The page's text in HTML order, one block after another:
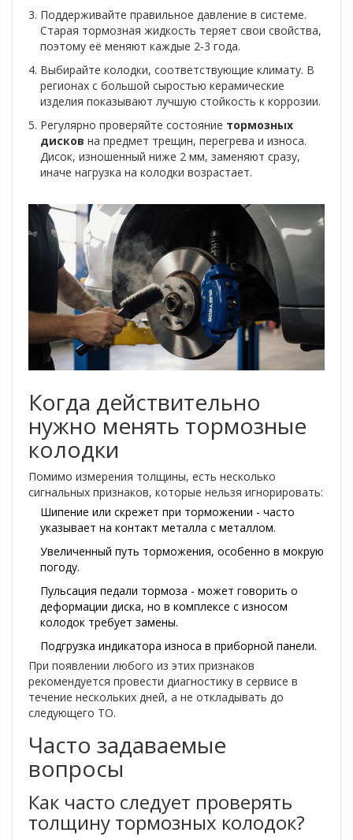
Поддерживайте правильное давление в системе.
Старая тормозная жидкость теряет свои свойства,
поэтому её меняют каждые 2‑3 года.
Выбирайте колодки, соответствующие климату. В
регионах с большой сыростью керамические
изделия показывают лучшую стойкость к коррозии.
Регулярно проверяйте состояние тормозных
дисков на предмет трещин, перегрева и износа.
Дисок, изношенный ниже 2 мм, заменяют сразу,
иначе нагрузка на колодки возрастает.
Когда действительно
нужно менять тормозные
колодки
Помимо измерения толщины, есть несколько
сигнальных признаков, которые нельзя игнорировать:
Шипение или скрежет при торможении - часто
указывает на контакт металла с металлом.
Увеличенный путь торможения, особенно в мокрую
погоду.
Пульсация педали тормоза - может говорить о
деформации диска, но в комплексе с износом
колодок требует замены.
Подгрузка индикатора износа в приборной панели.
При появлении любого из этих признаков
рекомендуется провести диагностику в сервисе в
течение нескольких дней, а не откладывать до
следующего ТО.
Часто задаваемые
вопросы
Как часто следует проверять
толщину тормозных колодок?